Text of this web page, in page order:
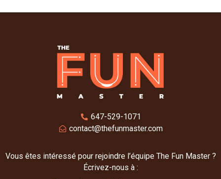
647-529-1071
contact@thefunmaster.com
Vous êtes intéressé pour rejoindre l’équipe The Fun Master ?
Écrivez-nous à :